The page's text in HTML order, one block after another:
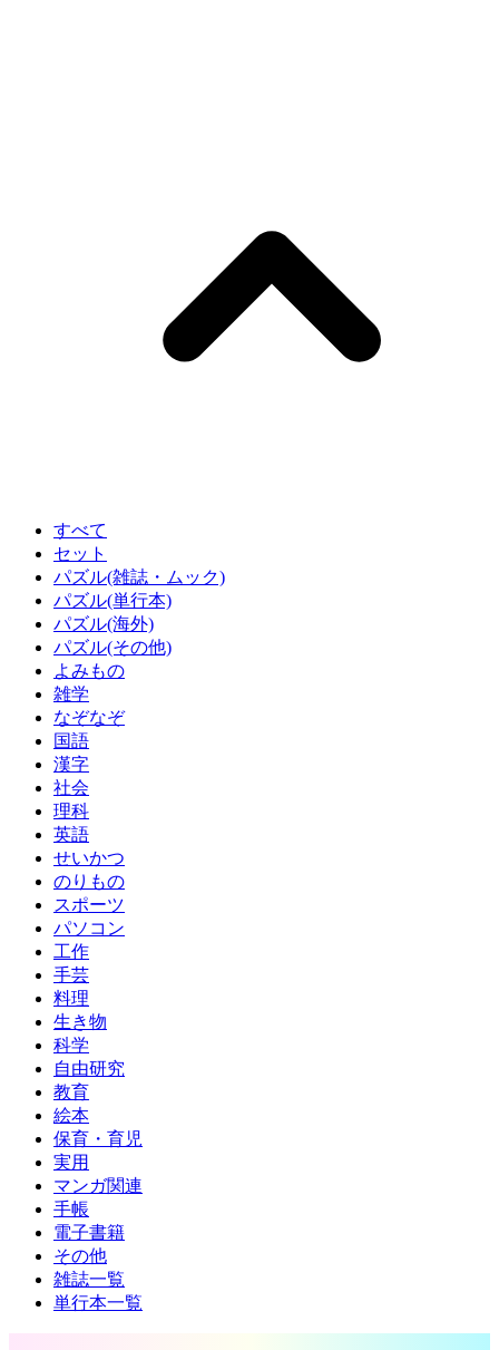
すべて
セット
パズル(雑誌・ムック)
パズル(単行本)
パズル(海外)
パズル(その他)
よみもの
雑学
なぞなぞ
国語
漢字
社会
理科
英語
せいかつ
のりもの
スポーツ
パソコン
工作
手芸
料理
生き物
科学
自由研究
教育
絵本
保育・育児
実用
マンガ関連
手帳
電子書籍
その他
雑誌一覧
単行本一覧